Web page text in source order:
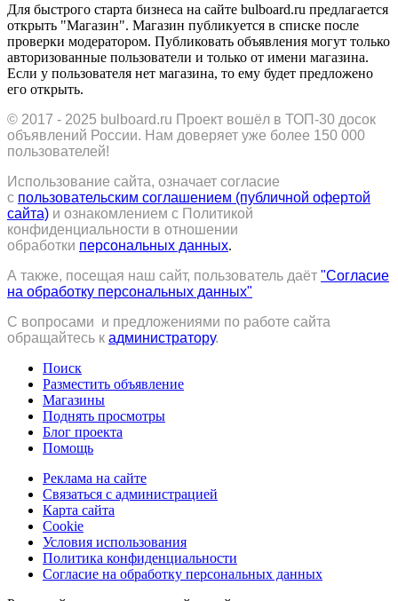
Для быстрого старта бизнеса на сайте bulboard.ru предлагается
открыть "Магазин". Магазин публикуется в списке после
проверки модератором. Публиковать объявления могут только
авторизованные пользователи и только от имени магазина.
Если у пользователя нет магазина, то ему будет предложено
его открыть.
© 2017 - 2025 bulboard.ru Проект вошёл в ТОП-30 досок
объявлений России. Нам доверяет уже более 150 000
пользователей!
Использование сайта, означает согласие
с пользовательским соглашением (публичной офертой
сайта) и ознакомлением с Политикой
конфиденциальности в отношении
обработки персональных данных.
А также, посещая наш сайт, пользователь даёт "Согласие
на обработку персональных данных"
С вопросами и предложениями по работе сайта
обращайтесь к администратору.
Поиск
Разместить объявление
Магазины
Поднять просмотры
Блог проекта
Помощь
Реклама на сайте
Связаться с администрацией
Карта сайта
Cookie
Условия использования
Политика конфиденциальности
Согласие на обработку персональных данных